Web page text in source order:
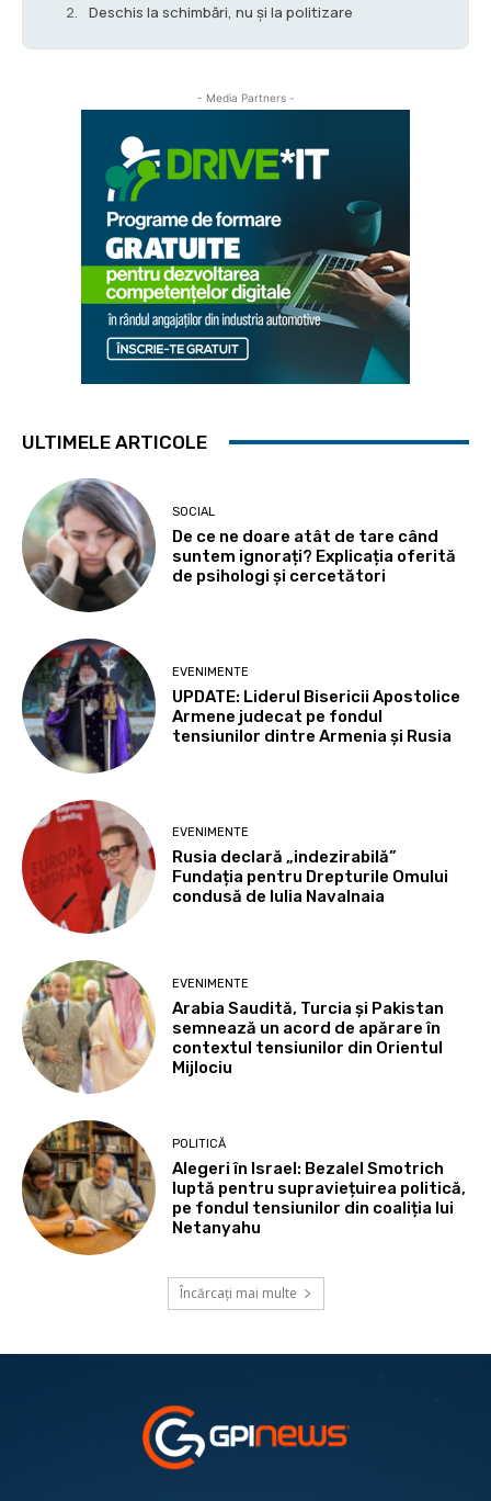
Deschis la schimbări, nu și la politizare
- Media Partners -
ULTIMELE ARTICOLE
SOCIAL
De ce ne doare atât de tare când
suntem ignorați? Explicația oferită
de psihologi și cercetători
EVENIMENTE
UPDATE: Liderul Bisericii Apostolice
Armene judecat pe fondul
tensiunilor dintre Armenia și Rusia
EVENIMENTE
Rusia declară „indezirabilă”
Fundația pentru Drepturile Omului
condusă de Iulia Navalnaia
EVENIMENTE
Arabia Saudită, Turcia și Pakistan
semnează un acord de apărare în
contextul tensiunilor din Orientul
Mijlociu
POLITICĂ
Alegeri în Israel: Bezalel Smotrich
luptă pentru supraviețuirea politică,
pe fondul tensiunilor din coaliția lui
Netanyahu
Încărcați mai multe